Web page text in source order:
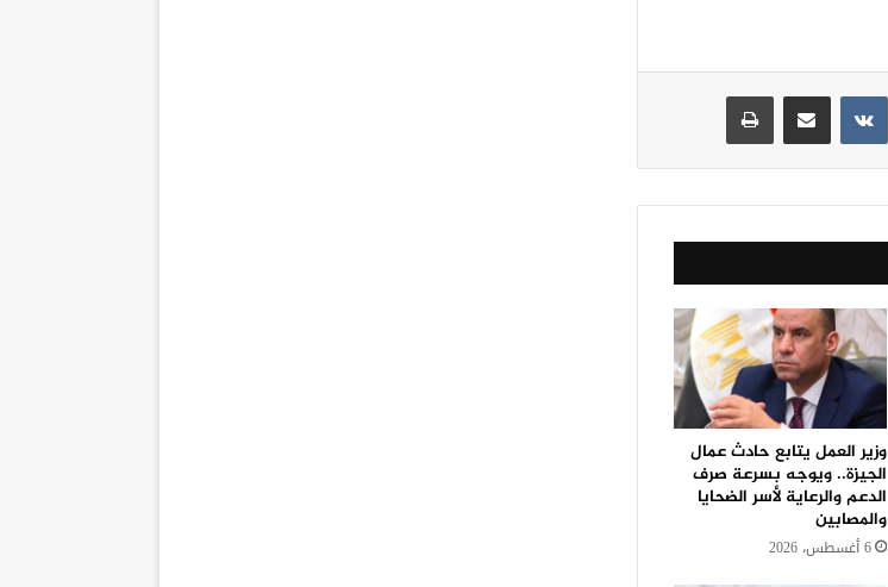
وزير العمل يتابع حادث عمال
الجيزة.. ويوجه بسرعة صرف
الدعم والرعاية لأسر الضحايا
والمصابين
6 أغسطس، 2026